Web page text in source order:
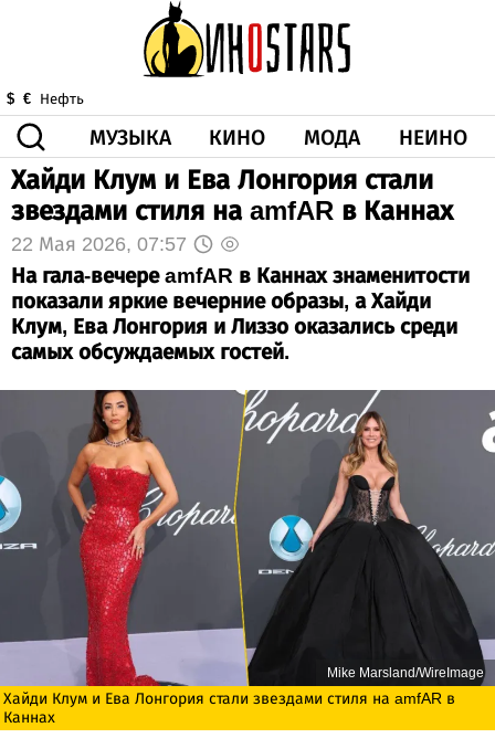
$ € Нефть
МУЗЫКА КИНО МОДА НЕИНО
ЗДОРОВЬЕ КОРОНА ИСКУССТВО
ДРУГОЕ
ВИДЕО
ГОРОСКОП
Хайди Клум и Ева Лонгория стали
звездами стиля на amfAR в Каннах
22 Мая 2026, 07:57
На гала-вечере amfAR в Каннах знаменитости
показали яркие вечерние образы, а Хайди
Клум, Ева Лонгория и Лиззо оказались среди
самых обсуждаемых гостей.
Mike Marsland/WireImage
Хайди Клум и Ева Лонгория стали звездами стиля на amfAR в
Каннах